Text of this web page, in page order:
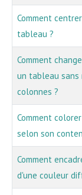
Comment
tableau ?
Comment
un tableau sans
colonnes ?
Comment
selon son
Comment
d'une couleur